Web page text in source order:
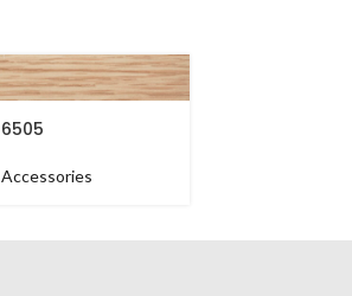
6505
Accessories